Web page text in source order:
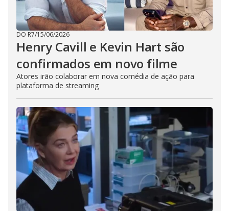
DO R7/15/06/2026
Henry Cavill e Kevin Hart são
confirmados em novo filme
Atores irão colaborar em nova comédia de ação para
plataforma de streaming